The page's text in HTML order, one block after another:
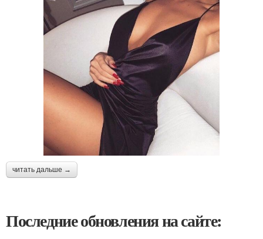
читать дальше →
Последние обновления на сайте: